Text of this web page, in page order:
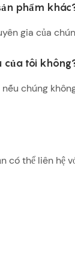
phẩm
gia của
của tôi
chúng
có thể liên